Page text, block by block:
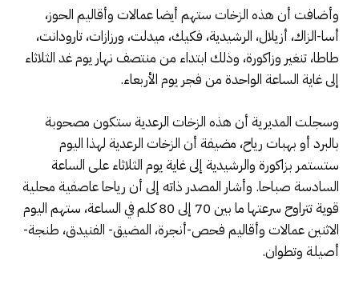
وأضافت أن هذه الزخات ستهم أيضا عمالات وأقاليم الحوز،
أسا-الزاك، أزيلال، الرشيدية، فكيك، ميدلت، ورزازات، تارودانت،
طاطا، تنغير وزاكورة، وذلك ابتداء من منتصف نهار يوم غد الثلاثاء
إلى غاية الساعة الواحدة من فجر يوم الأربعاء.
وسجلت المديرية أن هذه الزخات الرعدية ستكون مصحوبة
بالبرد أو بهبات رياح، مضيفة أن الزخات الرعدية لهذا اليوم
ستستمر بزاكورة والرشيدية إلى غاية يوم الثلاثاء على الساعة
السادسة صباحا. وأشار المصدر ذاته إلى أن رياحا عاصفية محلية
قوية تتراوح سرعتها ما بين 70 إلى 80 كلم في الساعة، ستهم اليوم
الاثنين عمالات وأقاليم فحص-أنجرة، المضيق- الفنيدق، طنجة-
أصيلة وتطوان.